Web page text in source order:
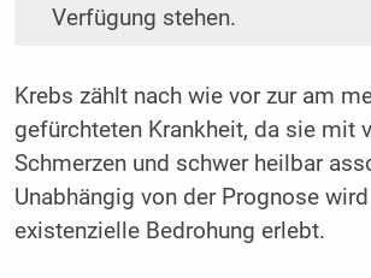
Verfügung stehen.
Krebs zählt nach wie vor zur am
gefürchteten Krankheit, da sie mit
Schmerzen und schwer heilbar
Unabhängig von der Prognose
existenzielle Bedrohung erlebt.